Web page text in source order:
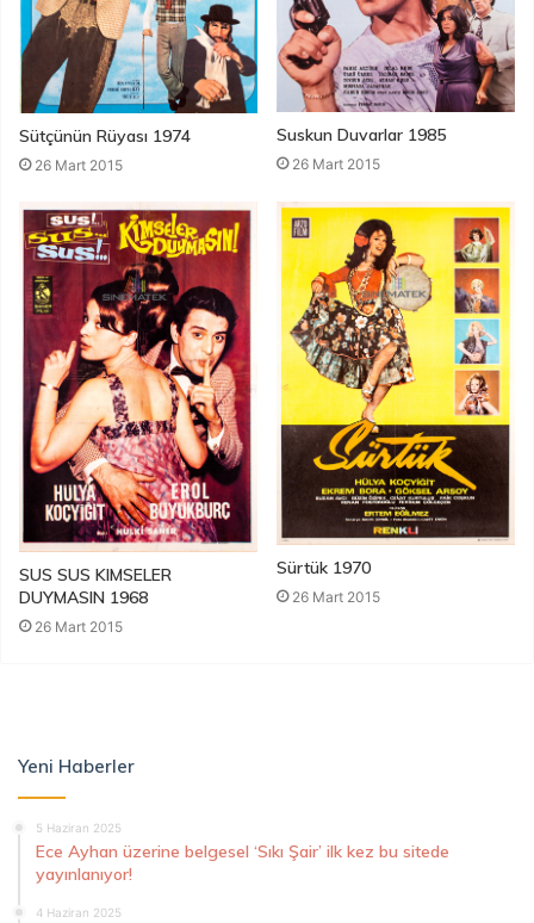
Sütçünün Rüyası 1974
26 Mart 2015
Suskun Duvarlar 1985
26 Mart 2015
SUS SUS KIMSELER
DUYMASIN 1968
26 Mart 2015
Sürtük 1970
26 Mart 2015
Yeni Haberler
5 Haziran 2025
Ece Ayhan üzerine belgesel ‘Sıkı Şair’ ilk kez bu sitede
yayınlanıyor!
4 Haziran 2025